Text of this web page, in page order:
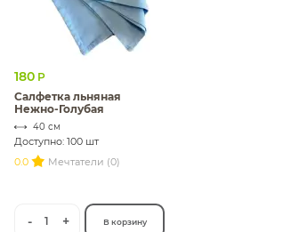
180 Р
Салфетка льняная
Нежно-Голубая
40 см
Доступно: 100 шт
0.0
Мечтатели (0)
- 1 + В корзину